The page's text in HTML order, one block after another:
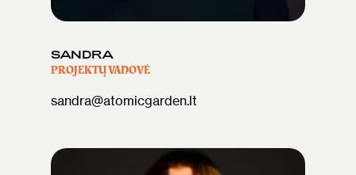
SANDRA
PROJEKTŲ VADOVĖ
sandra@atomicgarden.lt